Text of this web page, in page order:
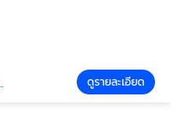
ดูรายละเอียด